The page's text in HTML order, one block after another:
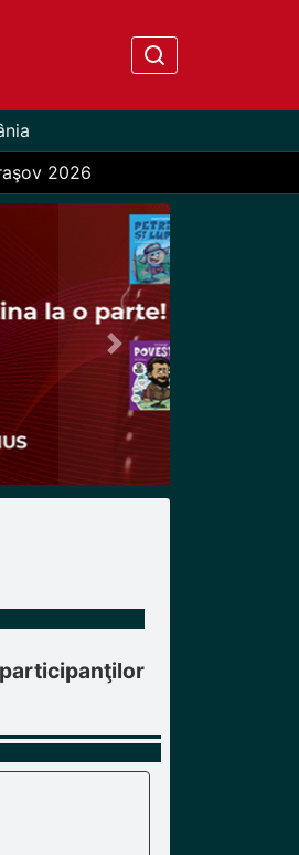
2026
Next